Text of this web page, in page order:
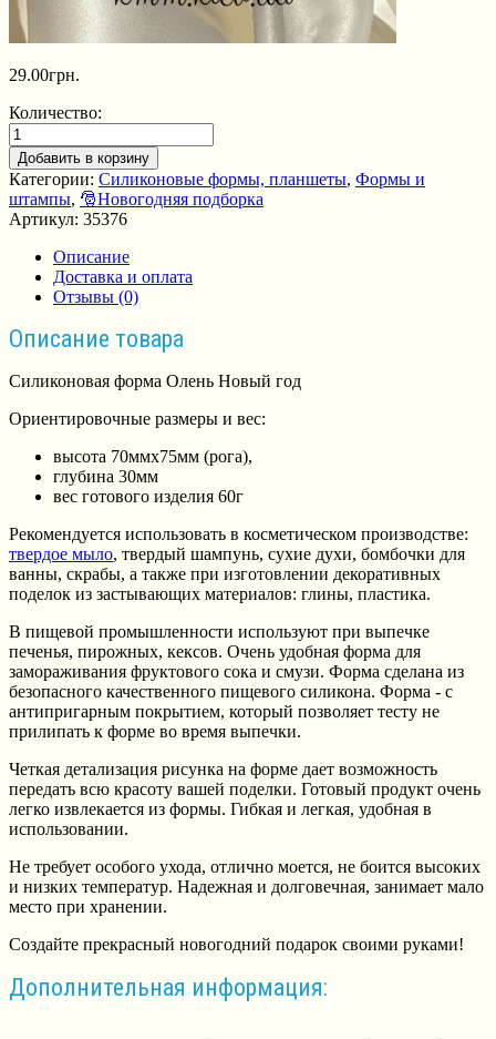
29.00грн.
Количество:
Добавить в корзину
Категории: Силиконовые формы, планшеты, Формы и
штампы, 🎅Новогодняя подборка
Артикул: 35376
Описание
Доставка и оплата
Отзывы (0)
Описание товара
Силиконовая форма Олень Новый год
Ориентировочные размеры и вес:
высота 70ммх75мм (рога),
глубина 30мм
вес готового изделия 60г
Рекомендуется использовать в косметическом производстве:
твердое мыло, твердый шампунь, сухие духи, бомбочки для
ванны, скрабы, а также при изготовлении декоративных
поделок из застывающих материалов: глины, пластика.
В пищевой промышленности используют при выпечке
печенья, пирожных, кексов. Очень удобная форма для
замораживания фруктового сока и смузи. Форма сделана из
безопасного качественного пищевого силикона. Форма - с
антипригарным покрытием, который позволяет тесту не
прилипать к форме во время выпечки.
Четкая детализация рисунка на форме дает возможность
передать всю красоту вашей поделки. Готовый продукт очень
легко извлекается из формы. Гибкая и легкая, удобная в
использовании.
Не требует особого ухода, отлично моется, не боится высоких
и низких температур. Надежная и долговечная, занимает мало
место при хранении.
Создайте прекрасный новогодний подарок своими руками!
Дополнительная информация: